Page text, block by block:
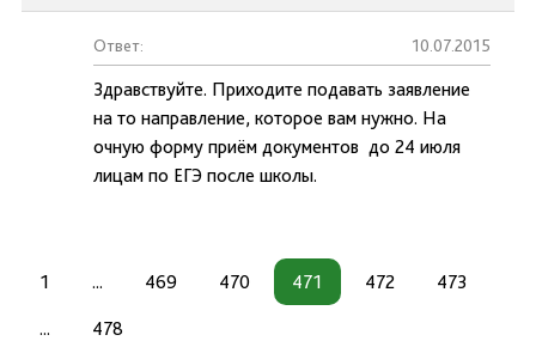
Ответ: 10.07.2015
Здравствуйте. Приходите подавать заявление
на то направление, которое вам нужно. На
очную форму приём документов до 24 июля
лицам по ЕГЭ после школы.
1 ... 469 470 471 472 473
... 478